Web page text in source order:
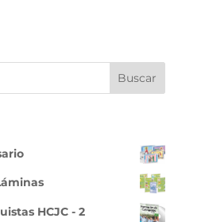
HCJC - 2